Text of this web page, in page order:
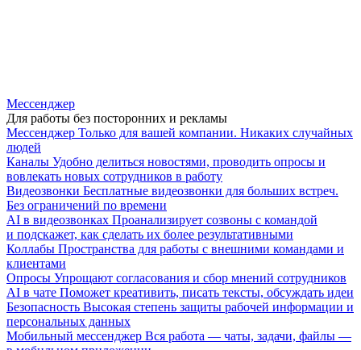
Мессенджер
Для работы без посторонних и рекламы
Мессенджер Только для вашей компании. Никаких случайных
людей
Каналы Удобно делиться новостями, проводить опросы и
вовлекать новых сотрудников в работу
Видеозвонки Бесплатные видеозвонки для больших встреч.
Без ограничений по времени
AI в видеозвонках Проанализирует созвоны с командой
и подскажет, как сделать их более результативными
Коллабы Пространства для работы с внешними командами и
клиентами
Опросы Упрощают согласования и сбор мнений сотрудников
AI в чате Поможет креативить, писать тексты, обсуждать идеи
Безопасность Высокая степень защиты рабочей информации и
персональных данных
Мобильный мессенджер Вся работа — чаты, задачи, файлы —